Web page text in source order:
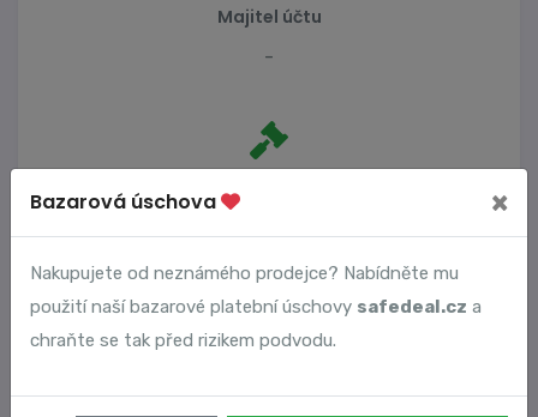
Majitel účtu
-
Vyhledané podvody
Číslo podvodu Datum
Bazarová úschova ×
Nakupujete od neznámého prodejce? Nabídněte mu
použití naší bazarové platební úschovy safedeal.cz a
chraňte se tak před rizikem podvodu.